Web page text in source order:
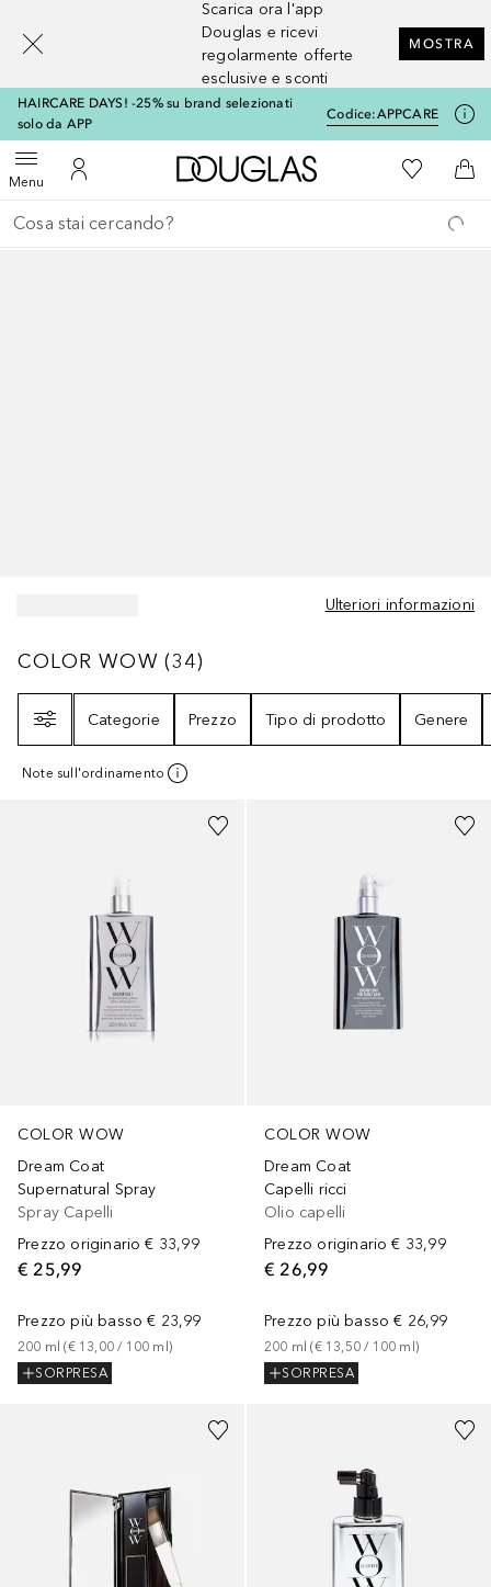
Scarica ora l'app
Douglas e ricevi
regolarmente offerte
esclusive e sconti
MOSTRA
HAIRCARE DAYS! -25% su brand selezionati
solo da APP
Codice:APPCARE
MenuApri menuAl Mio Account
A Douglas HomeAlla Mia
Al
Torna indietro
Esegui ricerca
Ulteriori informazioni
COLOR WOW34
COLOR WOW (34)
Categorie
Prezzo Tipo di prodotto Genere
Note sull'ordinamento
COLOR WOW
Dream Coat
Supernatural Spray
Spray Capelli
Prezzo originario € 33,99
€ 25,99
Prezzo più basso € 23,99
200 ml (€ 13,00 / 100 ml)
SORPRESA
COLOR WOW
Dream Coat
Capelli ricci
Olio capelli
Prezzo originario € 33,99
€ 26,99
Prezzo più basso € 26,99
200 ml (€ 13,50 / 100 ml)
SORPRESA
+5
[navigation.slideout.screenreader]